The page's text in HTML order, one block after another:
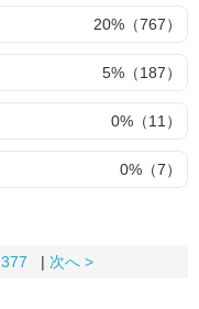
20%（767）
5%（187）
0%（11）
0%（7）
377 | 次へ >